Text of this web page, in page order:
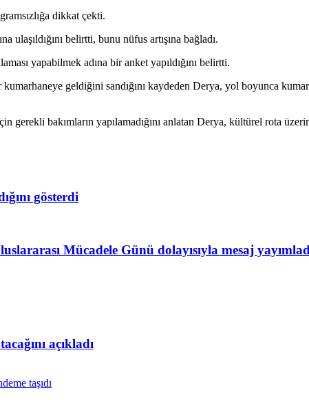
dikkat çekti.
belirtti, bunu nüfus artışına bağladı.
yapabilmek adına bir anket yapıldığını belirtti.
geldiğini sandığını kaydeden Derya, yol boyunca
gerekli bakımların yapılamadığını anlatan Derya, kültürel rota
gösterdi
Mücadele Günü dolayısıyla mesaj
açıkladı